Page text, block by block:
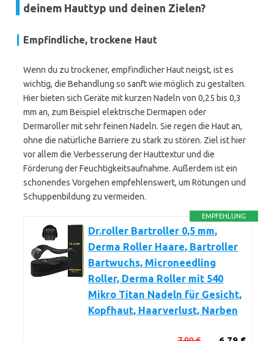
deinem Hauttyp und deinen Zielen?
Empfindliche, trockene Haut
Wenn du zu trockener, empfindlicher Haut neigst, ist es
wichtig, die Behandlung so sanft wie möglich zu gestalten.
Hier bieten sich Geräte mit kurzen Nadeln von 0,25 bis 0,3
mm an, zum Beispiel elektrische Dermapen oder
Dermaroller mit sehr feinen Nadeln. Sie regen die Haut an,
ohne die natürliche Barriere zu stark zu stören. Ziel ist hier
vor allem die Verbesserung der Hauttextur und die
Förderung der Feuchtigkeitsaufnahme. Außerdem ist ein
schonendes Vorgehen empfehlenswert, um Rötungen und
Schuppenbildung zu vermeiden.
EMPFEHLUNG
Dr.roller Bartroller 0,5 mm,
Derma Roller Haare, Bartroller
Bartwuchs, Microneedling
Roller, Derma Roller mit 540
Mikro Titan Nadeln für Gesicht,
Kopfhaut, Haarverlust, Narben